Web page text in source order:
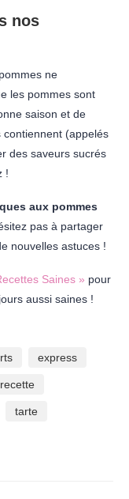
nos
ne
les pommes sont
saison et de
contiennent (appelés
des saveurs sucrés
!
aux pommes
pas à partager
nouvelles astuces !
Saines » pour
aussi saines !
express
recette
tarte